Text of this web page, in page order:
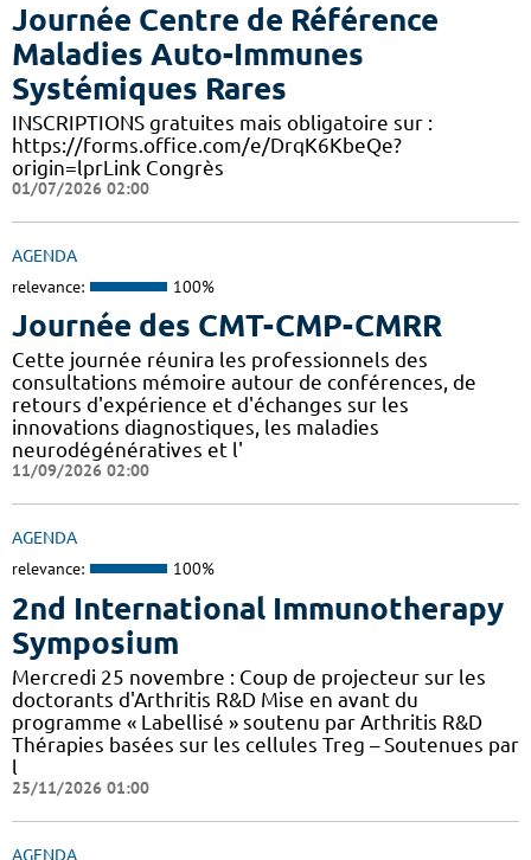
Journée Centre de Référence
Maladies Auto-Immunes
Systémiques Rares
INSCRIPTIONS gratuites mais obligatoire sur :
https://forms.office.com/e/DrqK6KbeQe?
origin=lprLink Congrès
01/07/2026 02:00
AGENDA
relevance: 100%
Journée des CMT-CMP-CMRR
Cette journée réunira les professionnels des
consultations mémoire autour de conférences, de
retours d'expérience et d'échanges sur les
innovations diagnostiques, les maladies
neurodégénératives et l'
11/09/2026 02:00
AGENDA
relevance: 100%
2nd International Immunotherapy
Symposium
Mercredi 25 novembre : Coup de projecteur sur les
doctorants d'Arthritis R&D Mise en avant du
programme « Labellisé » soutenu par Arthritis R&D
Thérapies basées sur les cellules Treg – Soutenues par
l
25/11/2026 01:00
AGENDA